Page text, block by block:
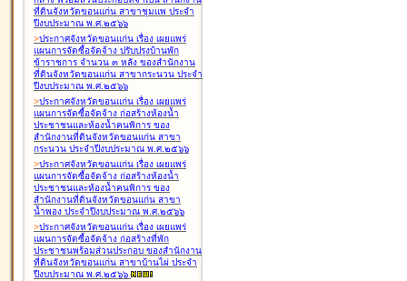
ที่ดินจังหวัดขอนแก่น สาขาชุมแพ ประจำ
ปีงบประมาณ พ.ศ.๒๕๖๖
>ประกาศจังหวัดขอนแก่น เรื่อง เผยแพร่
แผนการจัดซื้อจัดจ้าง ปรับปรุงบ้านพัก
ข้าราชการ จำนวน ๓ หลัง ของสำนักงาน
ที่ดินจังหวัดขอนแก่น สาขากระนวน ประจำ
ปีงบประมาณ พ.ศ.๒๕๖๖
>ประกาศจังหวัดขอนแก่น เรื่อง เผยแพร่
แผนการจัดซื้อจัดจ้าง ก่อสร้างห้องน้ำ
ประชาชนและห้องน้ำคนพิการ ของ
สำนักงานที่ดินจังหวัดขอนแก่น สาขา
กระนวน ประจำปีงบประมาณ พ.ศ.๒๕๖๖
>ประกาศจังหวัดขอนแก่น เรื่อง เผยแพร่
แผนการจัดซื้อจัดจ้าง ก่อสร้างห้องน้ำ
ประชาชนและห้องน้ำคนพิการ ของ
สำนักงานที่ดินจังหวัดขอนแก่น สาขา
น้ำพอง ประจำปีงบประมาณ พ.ศ.๒๕๖๖
>ประกาศจังหวัดขอนแก่น เรื่อง เผยแพร่
แผนการจัดซื้อจัดจ้าง ก่อสร้างที่พัก
ประชาชนพร้อมส่วนประกอบ ของสำนักงาน
ที่ดินจังหวัดขอนแก่น สาขาบ้านไผ่ ประจำ
ปีงบประมาณ พ.ศ.๒๕๖๖